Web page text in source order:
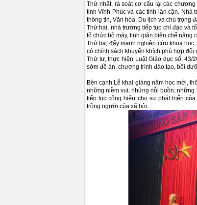
Thứ nhất, rà soát cơ cấu lại các
tỉnh Vĩnh Phúc và các tỉnh lân cận. Nhà
thông tin, Văn hóa, Du lịch và chú trọng
Thứ hai, nhà trường tiếp tục chỉ đạo và
tổ chức bộ máy, tinh giản biên chế nâng
Thứ ba, đẩy mạnh nghiên cứu khoa
có chính sách khuyến khích phù hợp
Thứ tư, thực hiện Luật Giáo dục số: 43/
sớm đề án, chương trình đào tạo, bồi
Bên cạnh Lễ khai giảng năm học mới,
những niềm vui, những nỗi buồn, những
tiếp tục cống hiến cho sự phát triển
trồng người của xã hội.